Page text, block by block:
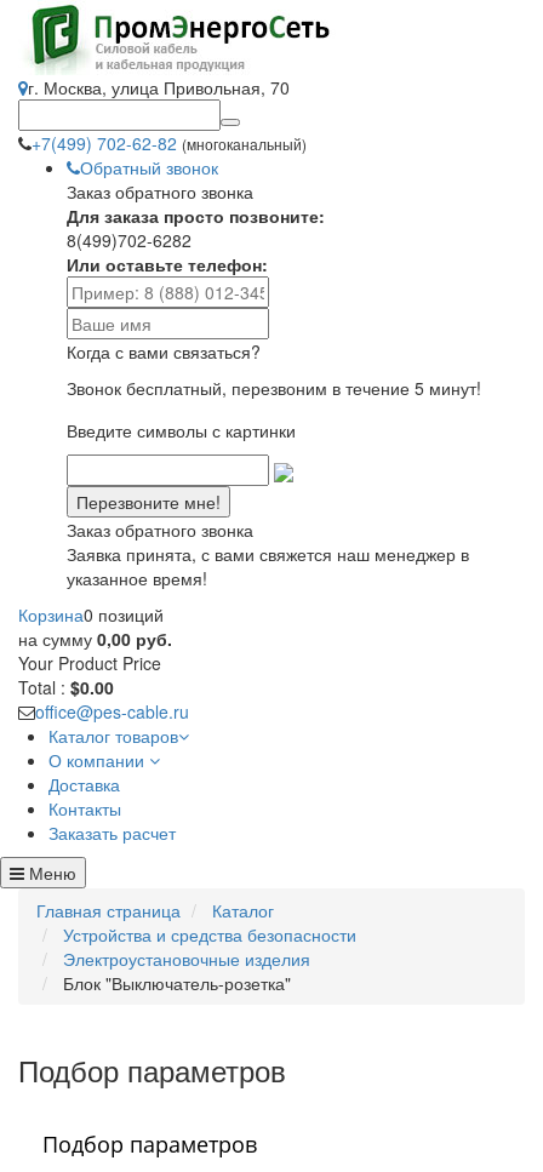
г. Москва, улица Привольная, 70
+7(499) 702-62-82 (многоканальный)
Обратный звонок
Заказ обратного звонка
Для заказа просто позвоните:
8(499)702-6282
Или оставьте телефон:
Когда с вами связаться?
Звонок бесплатный, перезвоним в течение 5 минут!
Введите символы с картинки
Заказ обратного звонка
Заявка принята, с вами свяжется наш менеджер в
указанное время!
Корзина0 позиций
на сумму 0,00 руб.
Your Product Price
Total : $0.00
office@pes-cable.ru
Каталог товаров
О компании
Доставка
Контакты
Заказать расчет
Меню
Главная страница
Каталог
Устройства и средства безопасности
Электроустановочные изделия
Блок "Выключатель-розетка"
Подбор параметров
Подбор параметров